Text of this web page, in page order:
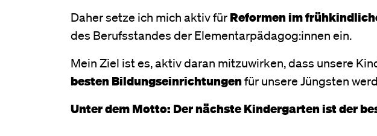
Daher setze ich mich aktiv fürReformen im
des Berufsstandes der Elementarpädagog:innen ein.
Mein Ziel ist es, aktiv daran mitzuwirken, dass unsere
besten Bildungseinrichtungenfür unsere Jüngsten
Unter dem Motto: Der nächste Kindergarten ist der